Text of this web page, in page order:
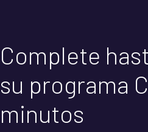
Complete
su programa
minutos